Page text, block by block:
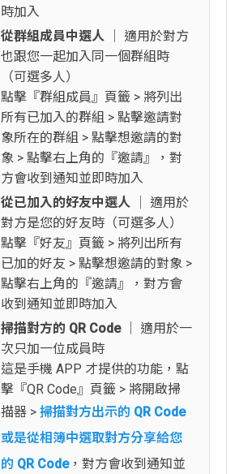
時加入
從群組成員中選人 │ 適用於對方
也跟您一起加入同一個群組時
（可選多人）
點擊『群組成員』頁籤 > 將列出
所有已加入的群組 > 點擊邀請對
象所在的群組 > 點擊想邀請的對
象 > 點擊右上角的『邀請』，對
方會收到通知並即時加入
從已加入的好友中選人 │ 適用於
對方是您的好友時（可選多人）
點擊『好友』頁籤 > 將列出所有
已加的好友 > 點擊想邀請的對象 >
點擊右上角的『邀請』，對方會
收到通知並即時加入
掃描對方的 QR Code│ 適用於一
次只加一位成員時
這是手機 APP 才提供的功能，點
擊『QR Code』頁籤 > 將開啟掃
描器 > 掃描對方出示的 QR Code
或是從相簿中選取對方分享給您
的 QR Code，對方會收到通知並